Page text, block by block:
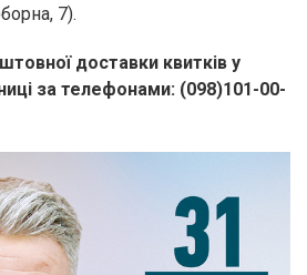
7).
доставки квитків у
за телефонами: (098)101-00-